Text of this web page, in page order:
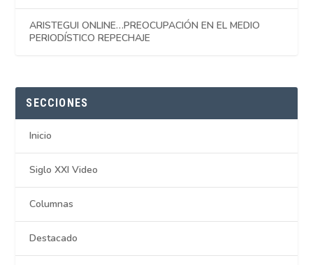
ARISTEGUI ONLINE…PREOCUPACIÓN EN EL MEDIO
PERIODÍSTICO REPECHAJE
SECCIONES
Inicio
Siglo XXI Video
Columnas
Destacado